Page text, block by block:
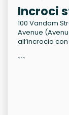
Incroci
100 Vandam
Avenue
all’incrocio
```